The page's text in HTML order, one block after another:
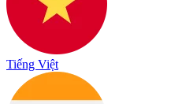
Tiếng Việt